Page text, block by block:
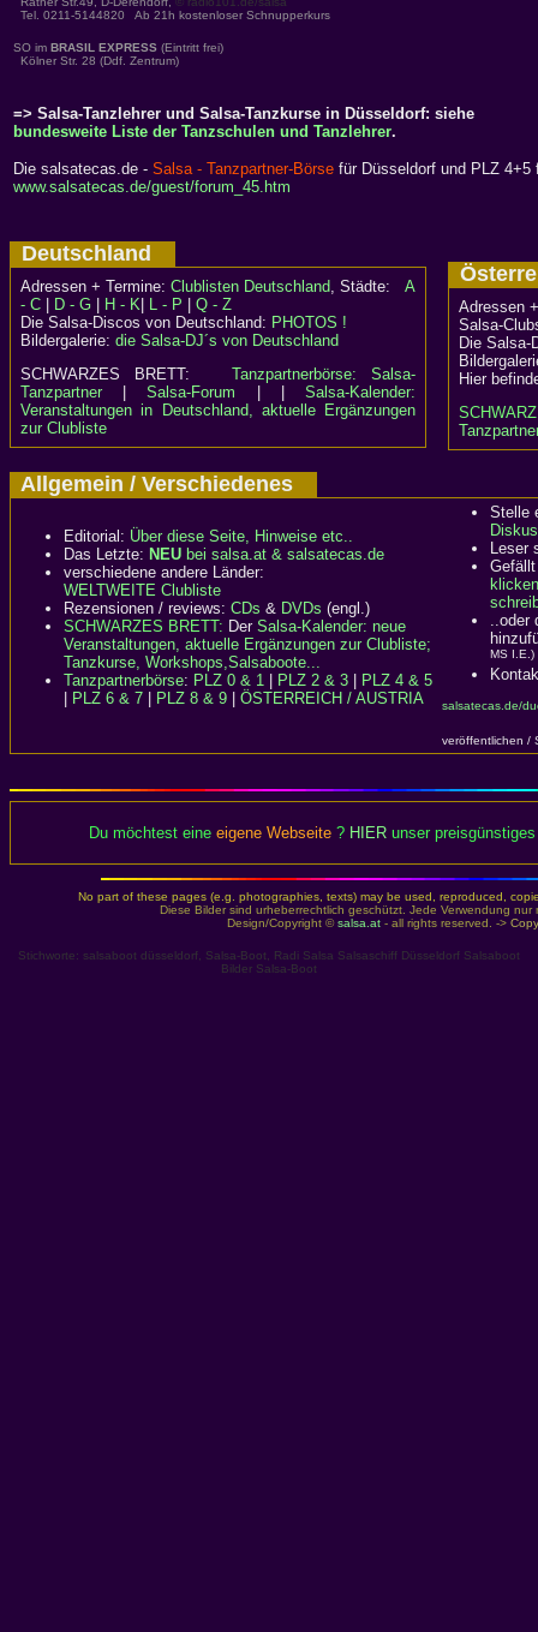
Tel. 0211-5144820 Ab 21h kostenloser Schnupperkurs
SO im BRASIL EXPRESS (Eintritt frei)
Kölner Str. 28 (Ddf. Zentrum)
=> Salsa-Tanzlehrer und Salsa-Tanzkurse in Düsseldorf: siehe
bundesweite Liste der Tanzschulen und Tanzlehrer.
Die salsatecas.de - Salsa - Tanzpartner-Börse für Düsseldorf und PLZ 4+5
www.salsatecas.de/guest/forum_45.htm
Deutschland
Adressen + Termine: Clublisten Deutschland, Städte: A
- C
D - G H - K L - P
Q - Z
Die Salsa-Discos von Deutschland: PHOTOS !
Bildergalerie: die Salsa-DJ´s von Deutschland
SCHWARZES BRETT:Tanzpartnerbörse: Salsa-
Tanzpartner|Salsa-Forum | |Salsa-Kalender:
Veranstaltungen in Deutschland, aktuelle Ergänzungen
zur Clubliste
Adressen
Salsa-
Die
Hier
Allgemein / Verschiedenes
Editorial: Über diese Seite, Hinweise etc..
Das Letzte: NEU bei salsa.at & salsatecas.de
verschiedene andere Länder:
WELTWEITE Clubliste
Rezensionen / reviews: CDs & DVDs (engl.)
SCHWARZES BRETT: Der Salsa-Kalender: neue
Veranstaltungen, aktuelle Ergänzungen zur Clubliste;
Tanzkurse, Workshops,Salsaboote...
Tanzpartnerbörse: PLZ 0 & 1 PLZ 2 & 3
PLZ 4 & 5
PLZ 6 & 7 PLZ 8 & 9 ÖSTERREICH / AUSTRIA
Stelle
Leser
klicken
..oder
MS I.E.)
salsatecas.de/
veröffentlichen /
Du möchtest eine eigene Webseite ? HIER unser
No part of these pages (e.g. photographies, texts) may be used, reproduced,
Diese Bilder sind urheberrechtlich geschützt. Jede Verwendung
Design/Copyright ©salsa.at - all rights reserved. ->
Stichworte: salsaboot düsseldorf, Salsa-Boot, Radi Salsa Salsaschiff Düsseldorf Salsaboot
Bilder Salsa-Boot